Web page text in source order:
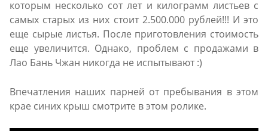
которым несколько сот лет и килограмм листьев с
самых старых из них стоит 2.500.000 рублей!!! И это
еще сырые листья. После приготовления стоимость
еще увеличится. Однако, проблем с продажами в
Лао Бань Чжан никогда не испытывают :)
Впечатления наших парней от пребывания в этом
крае синих крыш смотрите в этом ролике.